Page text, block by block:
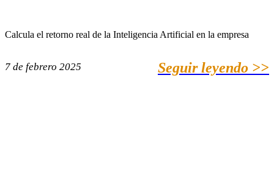
Calcula el retorno real de la Inteligencia Artificial en la empresa
7 de febrero 2025 Seguir leyendo >>